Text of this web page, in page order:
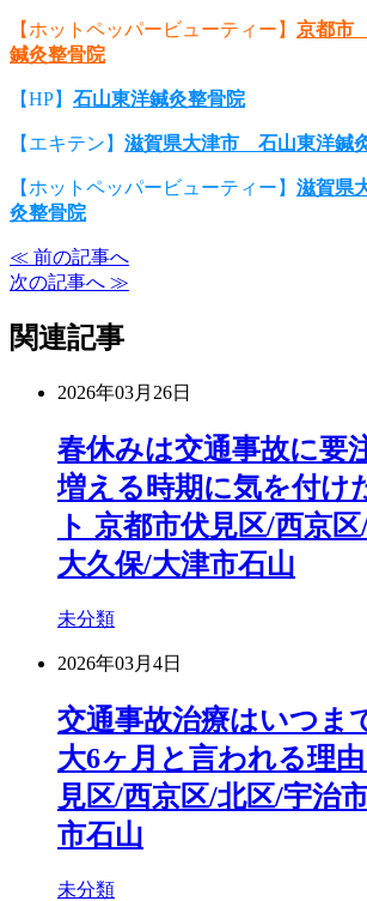
【ホットペッパービューティー】 京都市
鍼灸整骨院
【HP】 石山東洋鍼灸整骨院
【エキテン】 滋賀県大津市 石山東洋鍼
【ホットペッパービューティー】 滋賀県
灸整骨院
≪ 前の記事へ
次の記事へ ≫
関連記事
2026年03月26日
春休みは交通事故に要
増える時期に気を付け
ト 京都市伏見区/西京
大久保/大津市石山
未分類
2026年03月4日
交通事故治療はいつま
大6ヶ月と言われる理
見区/西京区/北区/宇治
市石山
未分類